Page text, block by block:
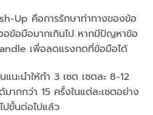
Up คือการรักษาท่าทางของข้อ
อข้อมือมากเกินไป หากมีปัญหาข้อ
เพื่อลดแรงกดที่ข้อมือได้
นะนำให้ทำ 3 เซต เซตละ 8-12
ากกว่า 15 ครั้งในแต่ละเซตอย่าง
ปขั้นต่อไปแล้ว